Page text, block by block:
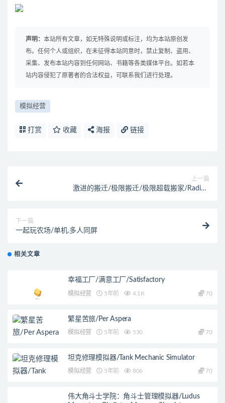
声明： 本站所有文章，如无特殊说明或标注，均为本站原创发
布。任何个人或组织，在未征得本站同意时，禁止复制、盗用、
采集、发布本站内容到任何网站、书籍等各类媒体平台。如若本
站内容侵犯了原著者的合法权益，可联系我们进行处理。
模拟经营
打赏 收藏 海报 链接
上一篇
激进的搬迁/极限搬迁/极限超载搬家/Radical
下一篇
一起玩农场/单机.多人同屏
相关文章
幸福工厂/满意工厂/Satisfactory
模拟经营 5年前 4.1K 70
繁星苦旅/Per Aspera
模拟经营 5年前 530 70
坦克修理模拟器/Tank Mechanic Simulator
模拟经营 5年前 806 70
伟大角斗士学院：角斗士管理模拟器/Ludus